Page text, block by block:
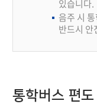
있습니다.
음주 시
반드시 안
통학버스 편